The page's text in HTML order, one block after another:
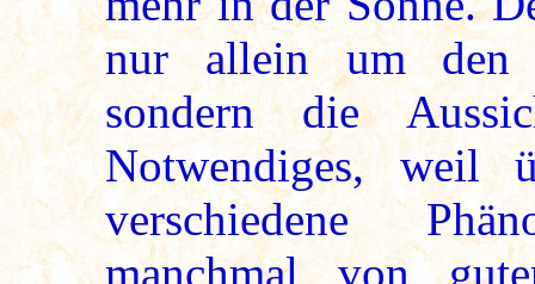
nur allein um den
sondern die
Notwendiges, weil
verschiedene
manchmal von